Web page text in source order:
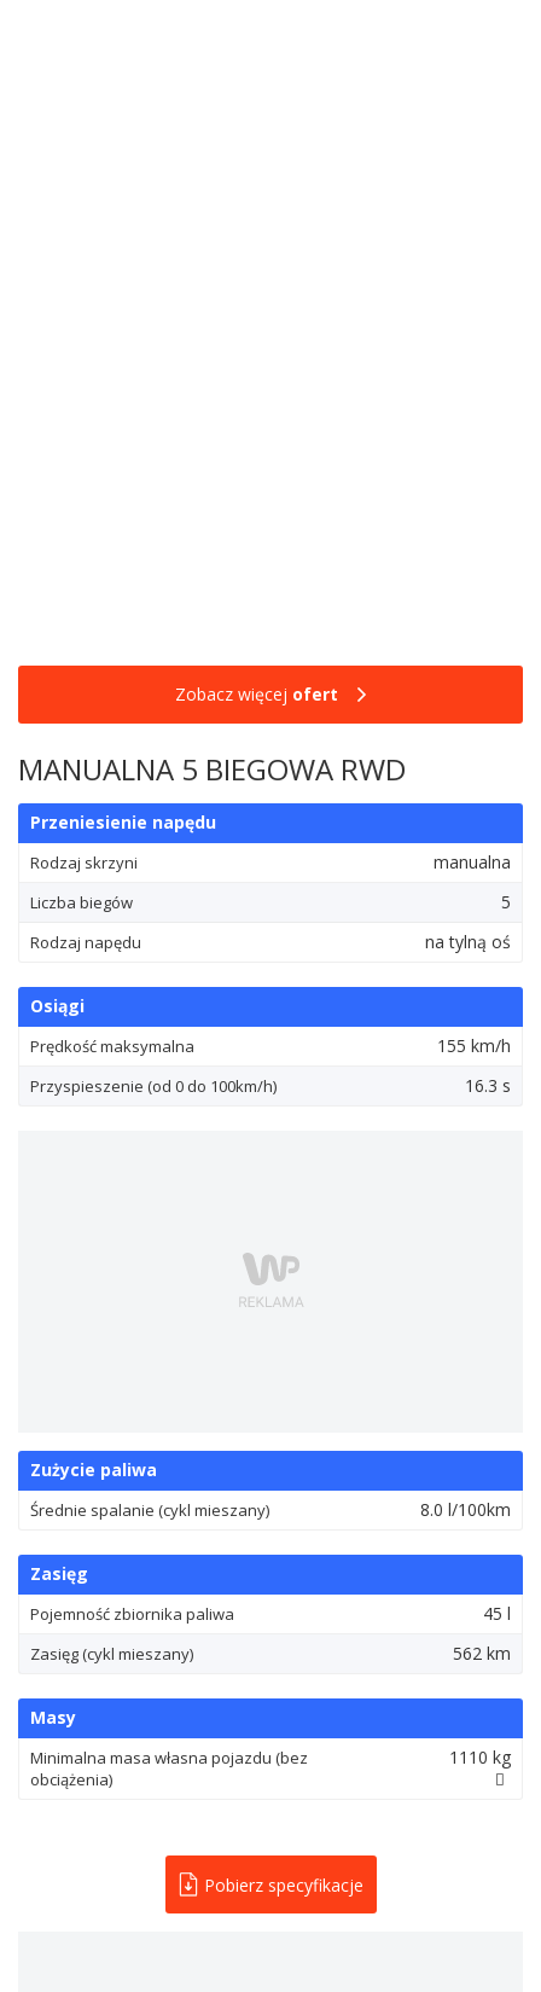
Zobacz więcej ofert
MANUALNA 5 BIEGOWA RWD
Przeniesienie napędu
Rodzaj skrzyni manualna
Liczba biegów 5
Rodzaj napędu na tylną oś
Osiągi
Prędkość maksymalna 155 km/h
Przyspieszenie (od 0 do 100km/h) 16.3 s
Zużycie paliwa
Średnie spalanie (cykl mieszany) 8.0 l/100km
Zasięg
Pojemność zbiornika paliwa 45 l
Zasięg (cykl mieszany) 562 km
Masy
Minimalna masa własna pojazdu (bez
obciążenia)
1110 kg
Pobierz specyfikacje